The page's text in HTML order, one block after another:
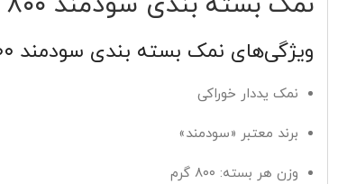
ویژگی‌های نمک بسته بندی سودمند ۸۰۰ گرمی ۲۰ عددی
نمک یددار خوراکی
برند معتبر «سودمند»
وزن هر بسته: ۸۰۰ گرم